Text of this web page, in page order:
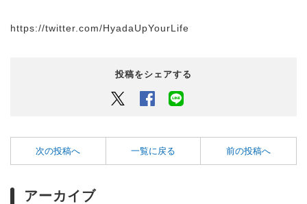
https://twitter.com/HyadaUpYourLife
投稿をシェアする
Twitter Facebook
次の投稿へ 一覧に戻る 前の投稿へ
アーカイブ